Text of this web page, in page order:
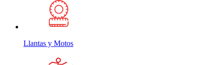
Llantas y Motos